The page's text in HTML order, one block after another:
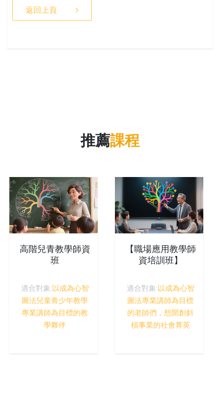
返回上頁
推薦課程
高階兒青教學師資
班
適合對象:以成為心智
圖法兒童青少年教學
專業講師為目標的教
學夥伴
【職場應用教學師
資培訓班】
適合對象:以成為心智
圖法專業講師為目標
的老師們，想開創斜
槓事業的社會菁英